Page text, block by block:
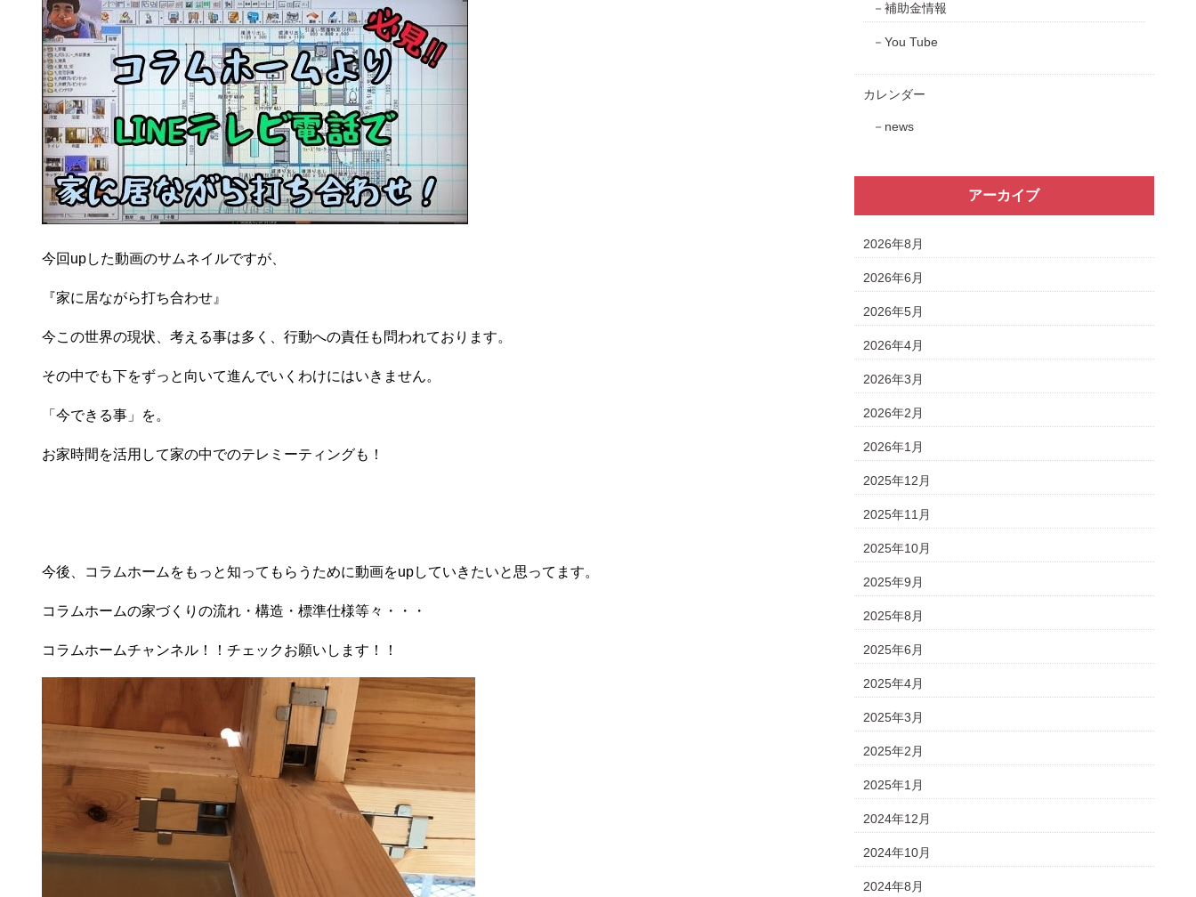
今回upした動画のサムネイルですが、
『家に居ながら打ち合わせ』
今この世界の現状、考える事は多く、行動への責任も問われております。
その中でも下をずっと向いて進んでいくわけにはいきません。
「今できる事」を。
お家時間を活用して家の中でのテレミーティングも！
今後、コラムホームをもっと知ってもらうために動画をupしていきたいと思ってます。
コラムホームの家づくりの流れ・構造・標準仕様等々・・・
コラムホームチャンネル！！チェックお願いします！！
補助金情報
You Tube
カレンダー
news
アーカイブ
2026年8月
2026年6月
2026年5月
2026年4月
2026年3月
2026年2月
2026年1月
2025年12月
2025年11月
2025年10月
2025年9月
2025年8月
2025年6月
2025年4月
2025年3月
2025年2月
2025年1月
2024年12月
2024年10月
2024年8月